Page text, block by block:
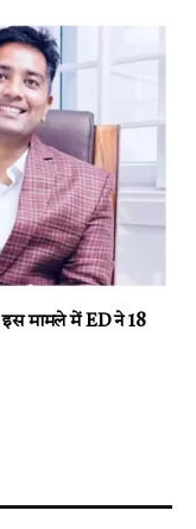
इस मामले में ED ने 18